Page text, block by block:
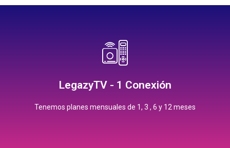
LegazyTV - 1 Conexión
Tenemos planes mensuales de 1, 3 , 6 y 12 meses
3 meses: $300.00 pesos
12 meses: $1,080.00 pesos